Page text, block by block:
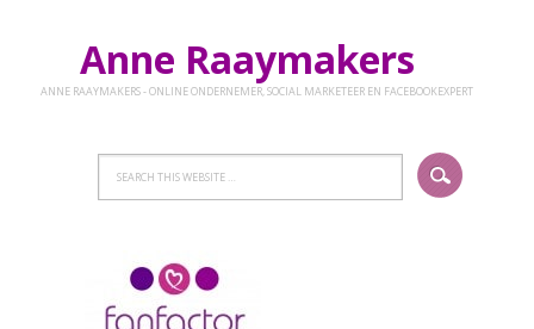
Anne Raaymakers
ANNE RAAYMAKERS - ONLINE ONDERNEMER, SOCIAL MARKETEER EN FACEBOOKEXPERT